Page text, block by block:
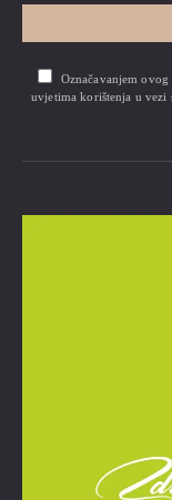
Označavanjem
uvjetima korištenja u vezi